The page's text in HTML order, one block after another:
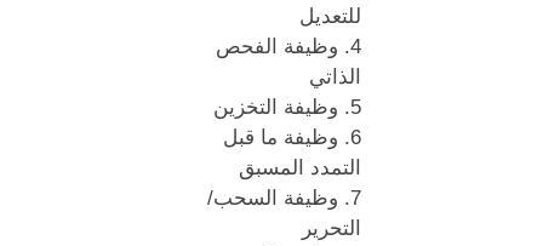
للتعديل
4. وظيفة الفحص
الذاتي
5. وظيفة التخزين
6. وظيفة ما قبل
التمدد المسبق
7. وظيفة السحب/
التحرير